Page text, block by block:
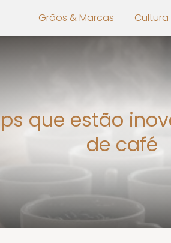
Grãos & Marcas Cultura
que estão
de café